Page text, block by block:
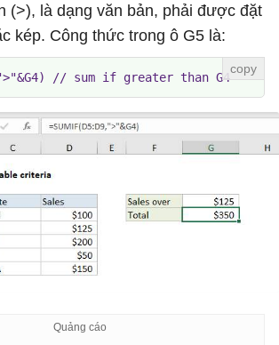
(>), là dạng văn bản, phải được đặt
kép. Công thức trong ô G5 là:
// sum if greater than G4